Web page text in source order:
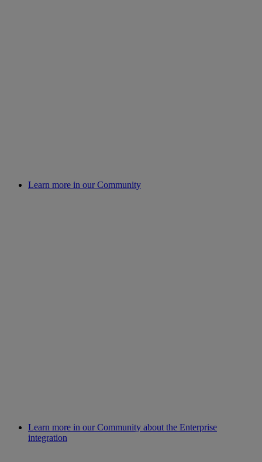
Learn more in our Community
Learn more in our Community about the Enterprise
integration